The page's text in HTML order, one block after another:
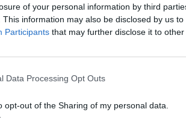
of your personal information by third
This information may also be disclosed by us
Participants that may further disclose it to other
Data Processing Opt Outs
opt-out of the Sharing of my personal data.
win. Ksiądz Robak
w osobie swojego syna i Zosi –
na Syberię. Opiekując się sierotą i
zmazać krew ze swych